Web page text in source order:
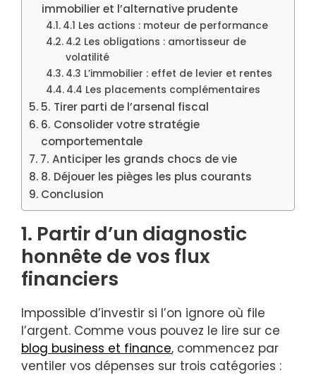
immobilier et l’alternative prudente
4.1 Les actions : moteur de performance
4.2 Les obligations : amortisseur de
volatilité
4.3 L’immobilier : effet de levier et rentes
4.4 Les placements complémentaires
5. Tirer parti de l’arsenal fiscal
6. Consolider votre stratégie
comportementale
7. Anticiper les grands chocs de vie
8. Déjouer les pièges les plus courants
Conclusion
1. Partir d’un diagnostic
honnête de vos flux
financiers
Impossible d’investir si l’on ignore où file
l’argent. Comme vous pouvez le lire sur ce
blog business et finance, commencez par
ventiler vos dépenses sur trois catégories :